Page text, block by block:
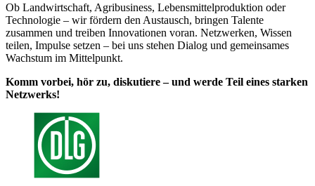
Ob Landwirtschaft, Agribusiness, Lebensmittelproduktion oder
Technologie – wir fördern den Austausch, bringen Talente
zusammen und treiben Innovationen voran. Netzwerken, Wissen
teilen, Impulse setzen – bei uns stehen Dialog und gemeinsames
Wachstum im Mittelpunkt.
Komm vorbei, hör zu, diskutiere – und werde Teil eines starken
Netzwerks!